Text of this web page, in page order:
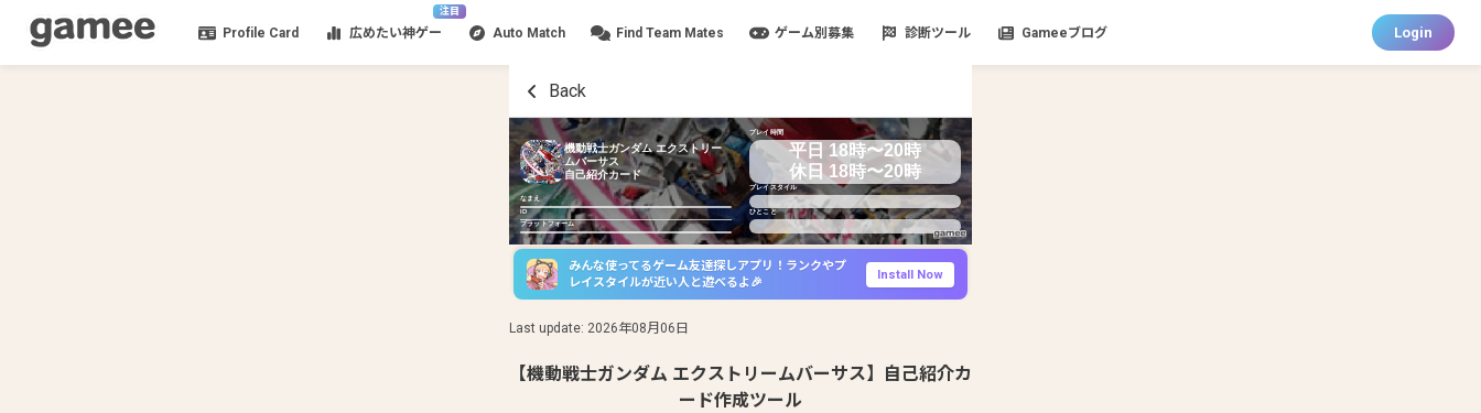
Profile Card
注目
広めたい神ゲー Auto Match Find Team Mates ゲーム別募集 診断ツール Gameeブログ Login
Back
機動戦士ガンダム エクストリー
ムバーサス
自己紹介カード
なまえ
ID
プラットフォーム
プレイ時間
平日 18時〜20時
休日 18時〜20時
プレイスタイル
ひとこと
みんな使ってるゲーム友達探しアプリ！ランクやプ
レイスタイルが近い人と遊べるよ🎉
Install Now
Last update: 2026年08月06日
【機動戦士ガンダム エクストリームバーサス】自己紹介カ
ード作成ツール